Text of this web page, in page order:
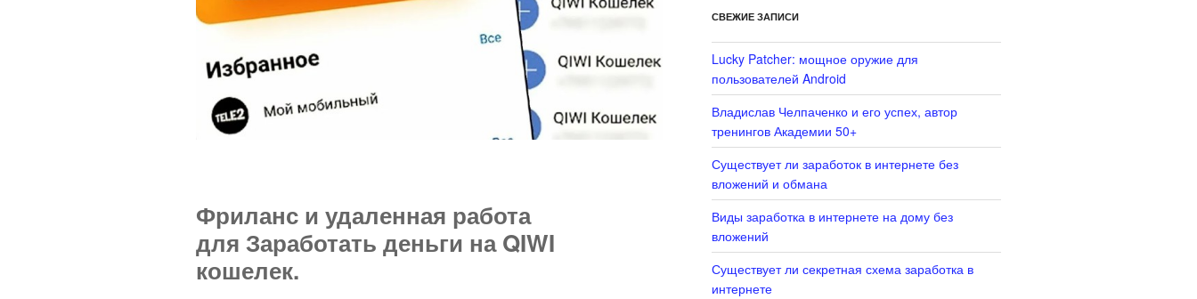
Фриланс и удаленная работа
для Заработать деньги на QIWI
кошелек.
СВЕЖИЕ ЗАПИСИ
Lucky Patcher: мощное оружие для
пользователей Android
Владислав Челпаченко и его успех, автор
тренингов Академии 50+
Существует ли заработок в интернете без
вложений и обмана
Виды заработка в интернете на дому без
вложений
Существует ли секретная схема заработка в
интернете